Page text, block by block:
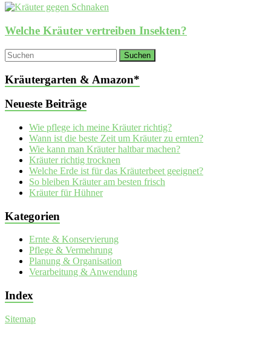
Welche Kräuter vertreiben Insekten?
Kräutergarten & Amazon*
Neueste Beiträge
Wie pflege ich meine Kräuter richtig?
Wann ist die beste Zeit um Kräuter zu ernten?
Wie kann man Kräuter haltbar machen?
Kräuter richtig trocknen
Welche Erde ist für das Kräuterbeet geeignet?
So bleiben Kräuter am besten frisch
Kräuter für Hühner
Kategorien
Ernte & Konservierung
Pflege & Vermehrung
Planung & Organisation
Verarbeitung & Anwendung
Index
Sitemap